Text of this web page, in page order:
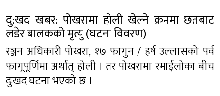
दु:खद खबर: पोखरामा होली खेल्ने क्रममा छतबाट
लडेर बालकको मृत्यु (घटना विवरण)
रञ्जन अधिकारी पोखरा, १७ फागुन / हर्ष उल्लासको पर्व
फागूपूर्णिमा अर्थात् होली । तर पोखरामा रमाईलोका बीच
दुःखद घटना भएको छ ।